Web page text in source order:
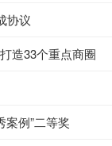
协议
造33个重点商圈
案例”二等奖